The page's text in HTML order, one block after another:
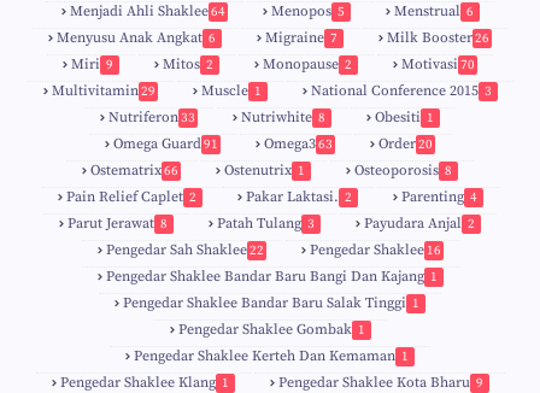
Menjadi Ahli Shaklee64 Menopos 5 Menstrual 6
Menyusu Anak Angkat 6 Migraine 7 Milk Booster26
Miri 9 Mitos 2 Monopause 2 Motivasi 70
Multivitamin29 Muscle 1 National Conference 2015 3
Nutriferon33 Nutriwhite 8 Obesiti 1
Omega Guard91 Omega363 Order20
Ostematrix66 Ostenutrix 1 Osteoporosis 8
Pain Relief Caplet 2 Pakar Laktasi. 2 Parenting 4
Parut Jerawat 8 Patah Tulang 3 Payudara Anjal 2
Pengedar Sah Shaklee22
9
Pengedar Shaklee 16
5
Pengedar Shaklee Bandar Baru Bangi Dan Kajang 1
Pengedar Shaklee Bandar Baru Salak Tinggi 1
Pengedar Shaklee Gombak 1
Pengedar Shaklee Kerteh Dan Kemaman 1
Pengedar Shaklee Klang 1 Pengedar Shaklee Kota Bharu 9